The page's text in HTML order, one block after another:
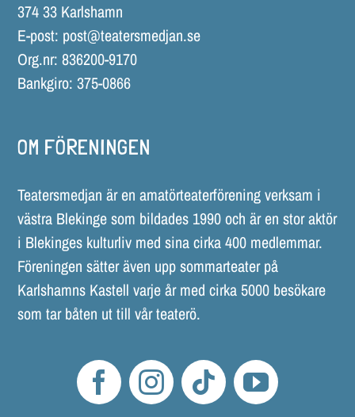
374 33 Karlshamn
E-post: post@teatersmedjan.se
Org.nr: 836200-9170
Bankgiro: 375-0866
OM FÖRENINGEN
Teatersmedjan är en amatörteaterförening verksam i
västra Blekinge som bildades 1990 och är en stor aktör
i Blekinges kulturliv med sina cirka 400 medlemmar.
Föreningen sätter även upp sommarteater på
Karlshamns Kastell varje år med cirka 5000 besökare
som tar båten ut till vår teaterö.